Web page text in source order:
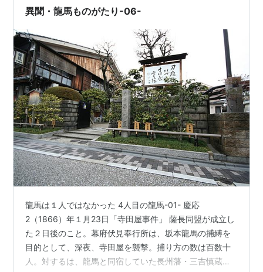
異聞・龍馬ものがたり-06-
龍馬は１人ではなかった 4人目の龍馬-01- 慶応
2（1866）年１月23日「寺田屋事件」 薩長同盟が成立し
た２日後のこと。幕府伏見奉行所は、坂本龍馬の捕縛を
目的として、深夜、寺田屋を襲撃。捕り方の数は百数十
人。対するは、龍馬と同宿していた長州藩・三吉慎蔵。